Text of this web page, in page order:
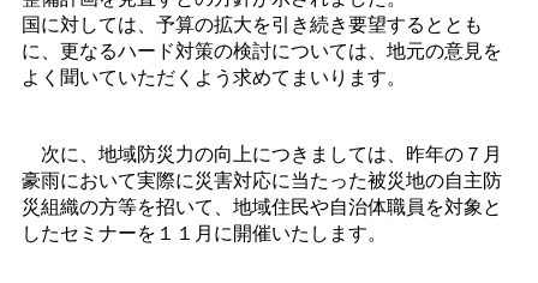
国に対しては、予算の拡大を引き続き要望するととも
に、更なるハード対策の検討については、地元の意見を
よく聞いていただくよう求めてまいります。
次に、地域防災力の向上につきましては、昨年の７月
豪雨において実際に災害対応に当たった被災地の自主防
災組織の方等を招いて、地域住民や自治体職員を対象と
したセミナーを１１月に開催いたします。